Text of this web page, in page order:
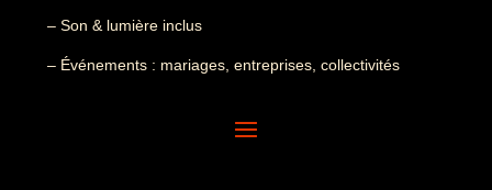
– Son & lumière inclus
– Événements : mariages, entreprises, collectivités